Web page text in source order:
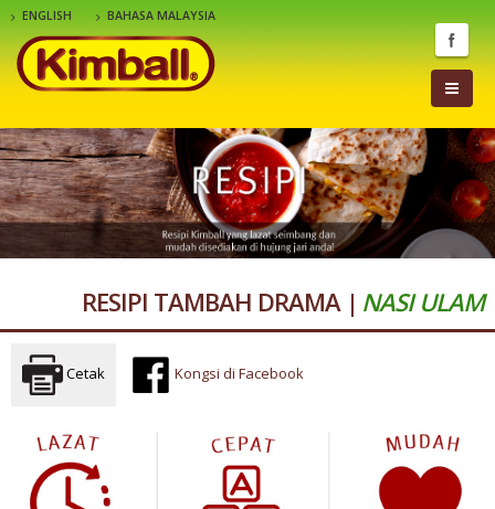
ENGLISH BAHASA MALAYSIA
RESIPI TAMBAH DRAMA | NASI ULAM
Cetak Kongsi di Facebook